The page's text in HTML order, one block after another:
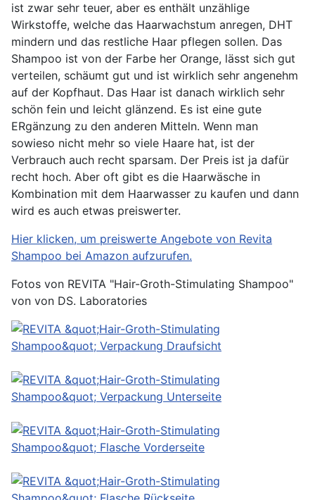
ist zwar sehr teuer, aber es enthält unzählige
Wirkstoffe, welche das Haarwachstum anregen, DHT
mindern und das restliche Haar pflegen sollen. Das
Shampoo ist von der Farbe her Orange, lässt sich gut
verteilen, schäumt gut und ist wirklich sehr angenehm
auf der Kopfhaut. Das Haar ist danach wirklich sehr
schön fein und leicht glänzend. Es ist eine gute
ERgänzung zu den anderen Mitteln. Wenn man
sowieso nicht mehr so viele Haare hat, ist der
Verbrauch auch recht sparsam. Der Preis ist ja dafür
recht hoch. Aber oft gibt es die Haarwäsche in
Kombination mit dem Haarwasser zu kaufen und dann
wird es auch etwas preiswerter.
Hier klicken, um preiswerte Angebote von Revita
Shampoo bei Amazon aufzurufen.
Fotos von REVITA "Hair-Groth-Stimulating Shampoo"
von von DS. Laboratories